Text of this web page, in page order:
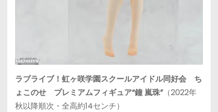
ラブライブ！虹ヶ咲学園スクールアイドル同好会 ち
ょこのせ プレミアムフィギュア“鐘 嵐珠”（2022年
秋以降順次・全高約14センチ）